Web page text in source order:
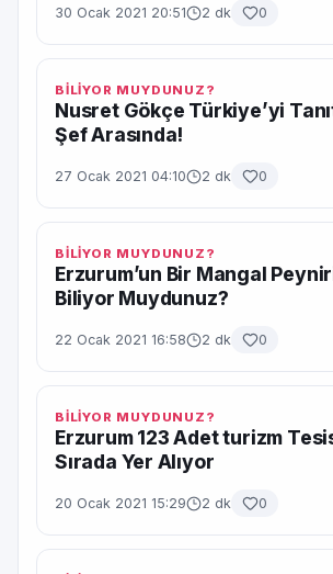
30 Ocak 2021 20:51 2 dk 0
BİLİYOR MUYDUNUZ?
Nusret Gökçe Türkiye’yi
Şef Arasında!
27 Ocak 2021 04:10 2 dk 0
BİLİYOR MUYDUNUZ?
Erzurum’un Bir Mangal
Biliyor Muydunuz?
22 Ocak 2021 16:58 2 dk 0
BİLİYOR MUYDUNUZ?
Erzurum 123 Adet turizm
Sırada Yer Alıyor
20 Ocak 2021 15:29 2 dk 0